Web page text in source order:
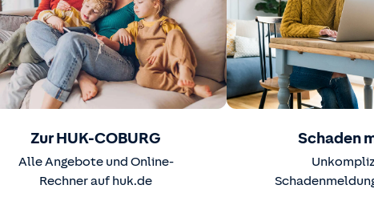
Zur HUK-COBURG
Alle Angebote und Online-
Rechner auf huk.de
Schaden